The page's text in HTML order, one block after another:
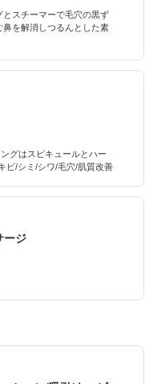
スチーマーで毛穴の黒ず
を解消しつるんとした素
グはスピキュールとハー
ビ/シミ/シワ/毛穴/肌質改善
ージ